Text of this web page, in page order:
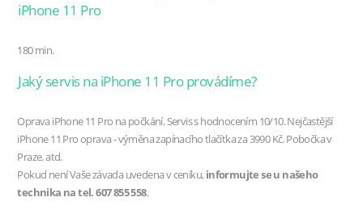
iPhone 11 Pro
180 min.
Jaký servis na iPhone 11 Pro provádíme?
Oprava iPhone 11 Pro na počkání. Servis s hodnocením 10/10. Nejčastější
iPhone 11 Pro oprava - výměna zapínacího tlačítka za 3990 Kč. Pobočka v
Praze. atd.
Pokud není Vaše závada uvedena v ceníku, informujte se u našeho
technika na tel. 607 855 558.